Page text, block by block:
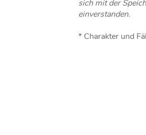
sich mit der
einverstanden.
* Charakter und